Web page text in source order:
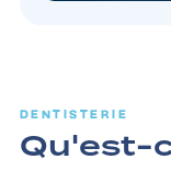
DENTISTERIE
Qu'est-